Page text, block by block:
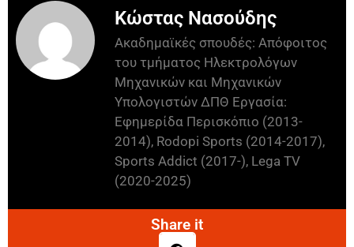
Κώστας Νασούδης
Ακαδημαϊκές σπουδές: Απόφοιτος
του τμήματος Ηλεκτρολόγων
Μηχανικών και Μηχανικών
Υπολογιστών ΔΠΘ Εργασία:
Εφημερίδα Περισκόπιο (2013-
2014), Rodopi Sports (2014-2017),
Sports Addict (2017-), Lega TV
(2020-2025)
Share it